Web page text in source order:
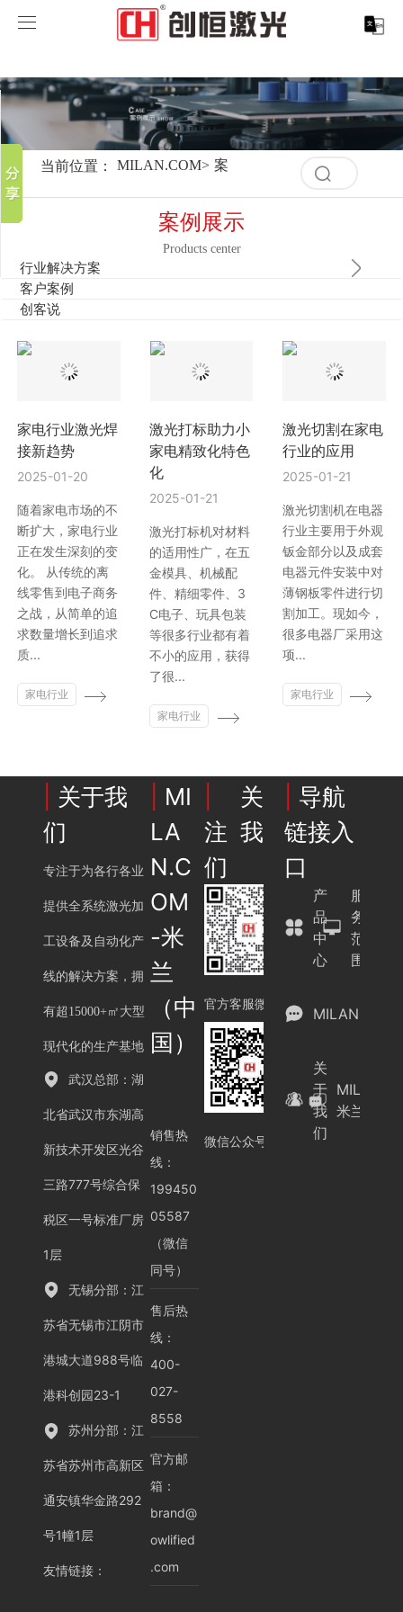
MILAN.COM
MILAN.COM-米兰（中国）
紫外线激光打标机
在线飞行激光打标机
EM-Smart 系列
精密激光切割机
管材激光切割机
创恒激光机械手臂激光焊接机
创恒激光双头双工位铁芯激光焊接机
新能源电机定转子铁芯激光焊接机
创恒激光阀芯焊接工作站
新能源汽车零配件激光焊接机
激光智能生产线
新能源电机定子铁芯激光焊接产线
电机定转子铁芯快速打样加工服务
案例展示
汽车行业激光智能解决方案
水泵风机行业
水暖洁具行业
厨具五金行业
包装赋码及标机
礼品定制
家电行业
模具制造行业中激光加工设备解决方案
低压电气行业
创客说
走进创恒
MILAN.COM
行业动态
MILAN.COM-米兰（中国）
当前位置： MILAN.COM> 案例展示 行业解决方案
史
记
空
案例展示
Products center
行业解决方案
客户案例
创客说
家电行业激光焊
接新趋势
2025-01-20
随着家电市场的不
断扩大，家电行业
正在发生深刻的变
化。 从传统的离
线零售到电子商务
之战，从简单的追
求数量增长到追求
质...
家电行业
激光打标助力小
家电精致化特色
化
2025-01-21
激光打标机对材料
的适用性广，在五
金模具、机械配
件、精细零件、3
C电子、玩具包装
等很多行业都有着
不小的应用，获得
了很...
家电行业
激光切割在家电
行业的应用
2025-01-21
激光切割机在电器
行业主要用于外观
钣金部分以及成套
电器元件安装中对
薄钢板零件进行切
割加工。现如今，
很多电器厂采用这
项...
家电行业
关于我
们
专注于为各行各业
提供全系统激光加
工设备及自动化产
线的解决方案，拥
有超15000+㎡大型
现代化的生产基地
武汉总部：湖
北省武汉市东湖高
新技术开发区光谷
三路777号综合保
税区一号标准厂房
1层
无锡分部：江
苏省无锡市江阴市
港城大道988号临
港科创园23-1
苏州分部：江
苏省苏州市高新区
通安镇华金路292
号1幢1层
友情链接：
MI
LA
N.C
OM
-米
兰
（中
国）
销售热
线：
199450
05587
（微信
同号）
售后热
线：
400-
027-
8558
官方邮
箱：
brand@
owlified
.com
关
注我
们
官方客服微信
微信公众号
导航
链接入
口
产
品
中
心
服
务
范
围
MILAN.COM
关
于
我
们
米兰（中
分享到
微信